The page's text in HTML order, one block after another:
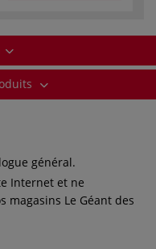
général.
Internet et ne
magasins Le Géant des